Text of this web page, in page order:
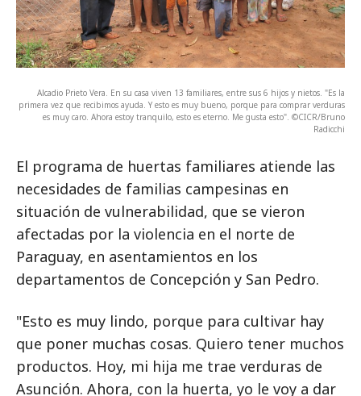
Alcadio Prieto Vera. En su casa viven 13 familiares, entre sus 6 hijos y nietos. "Es la
primera vez que recibimos ayuda. Y esto es muy bueno, porque para comprar verduras
es muy caro. Ahora estoy tranquilo, esto es eterno. Me gusta esto". ©CICR/Bruno
Radicchi
El programa de huertas familiares atiende las
necesidades de familias campesinas en
situación de vulnerabilidad, que se vieron
afectadas por la violencia en el norte de
Paraguay, en asentamientos en los
departamentos de Concepción y San Pedro.
"Esto es muy lindo, porque para cultivar hay
que poner muchas cosas. Quiero tener muchos
productos. Hoy, mi hija me trae verduras de
Asunción. Ahora, con la huerta, yo le voy a dar